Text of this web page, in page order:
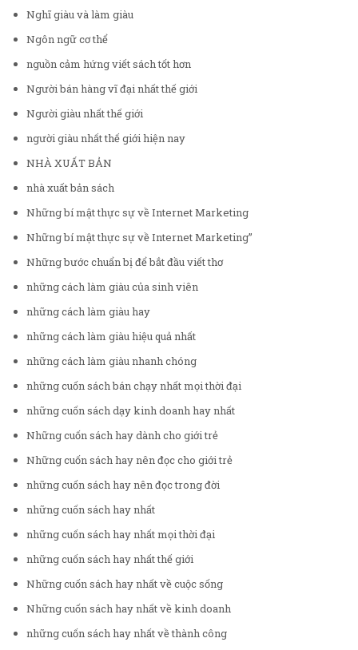
Nghĩ giàu và làm giàu
Ngôn ngữ cơ thể
nguồn cảm hứng viết sách tốt hơn
Người bán hàng vĩ đại nhất thế giới
Người giàu nhất thế giới
người giàu nhất thế giới hiện nay
NHÀ XUẤT BẢN
nhà xuất bản sách
Những bí mật thực sự về Internet Marketing
Những bí mật thực sự về Internet Marketing”
Những bước chuẩn bị để bắt đầu viết thơ
những cách làm giàu của sinh viên
những cách làm giàu hay
những cách làm giàu hiệu quả nhất
những cách làm giàu nhanh chóng
những cuốn sách bán chạy nhất mọi thời đại
những cuốn sách dạy kinh doanh hay nhất
Những cuốn sách hay dành cho giới trẻ
Những cuốn sách hay nên đọc cho giới trẻ
những cuốn sách hay nên đọc trong đời
những cuốn sách hay nhất
những cuốn sách hay nhất mọi thời đại
những cuốn sách hay nhất thế giới
Những cuốn sách hay nhất về cuộc sống
Những cuốn sách hay nhất về kinh doanh
những cuốn sách hay nhất về thành công